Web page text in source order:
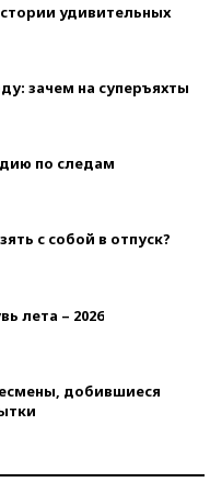
удивительных
зачем на суперъяхты
по следам
с собой в отпуск?
лета – 2026
добившиеся